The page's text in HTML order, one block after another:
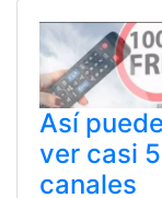
Así
ver casi
canales